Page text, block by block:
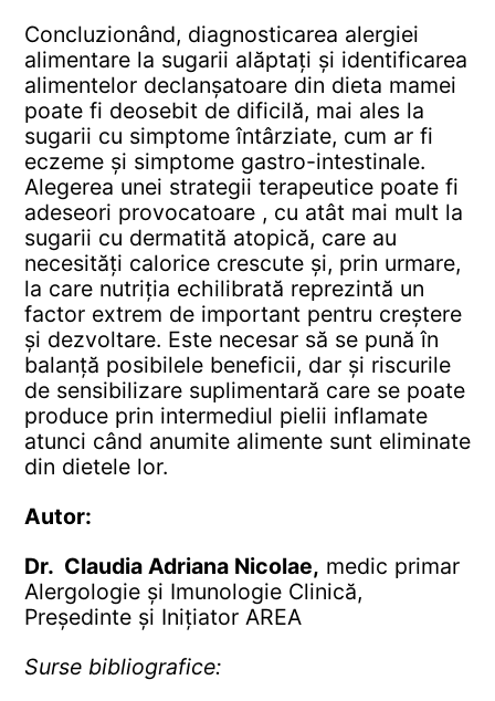
Concluzionând, diagnosticarea alergiei
alimentare la sugarii alăptați și identificarea
alimentelor declanșatoare din dieta mamei
poate fi deosebit de dificilă, mai ales la
sugarii cu simptome întârziate, cum ar fi
eczeme și simptome gastro-intestinale.
Alegerea unei strategii terapeutice poate fi
adeseori provocatoare , cu atât mai mult la
sugarii cu dermatită atopică, care au
necesități calorice crescute și, prin urmare,
la care nutriția echilibrată reprezintă un
factor extrem de important pentru creștere
și dezvoltare. Este necesar să se pună în
balanță posibilele beneficii, dar și riscurile
de sensibilizare suplimentară care se poate
produce prin intermediul pielii inflamate
atunci când anumite alimente sunt eliminate
din dietele lor.
Autor:
Dr. Claudia Adriana Nicolae, medic primar
Alergologie și Imunologie Clinică,
Președinte și Inițiator AREA
Surse bibliografice: